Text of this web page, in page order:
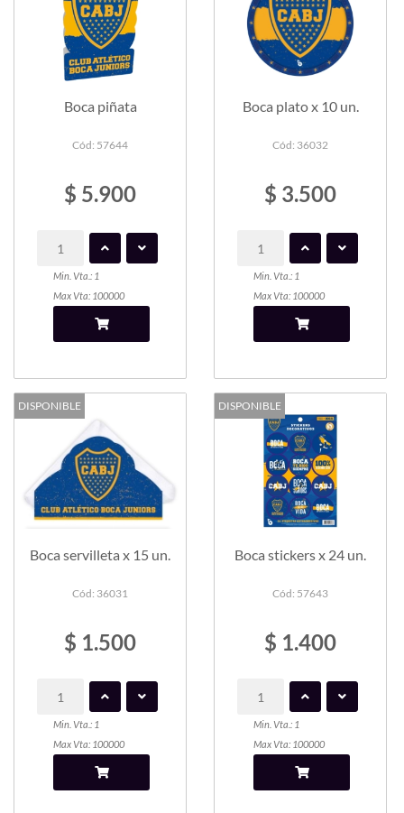
Boca piñata
Cód: 57644
$ 5.900
Min. Vta.: 1
Max Vta: 100000
Boca plato x 10 un.
Cód: 36032
$ 3.500
Min. Vta.: 1
Max Vta: 100000
DISPONIBLE
Boca servilleta x 15 un.
Cód: 36031
$ 1.500
Min. Vta.: 1
Max Vta: 100000
DISPONIBLE
Boca stickers x 24 un.
Cód: 57643
$ 1.400
Min. Vta.: 1
Max Vta: 100000